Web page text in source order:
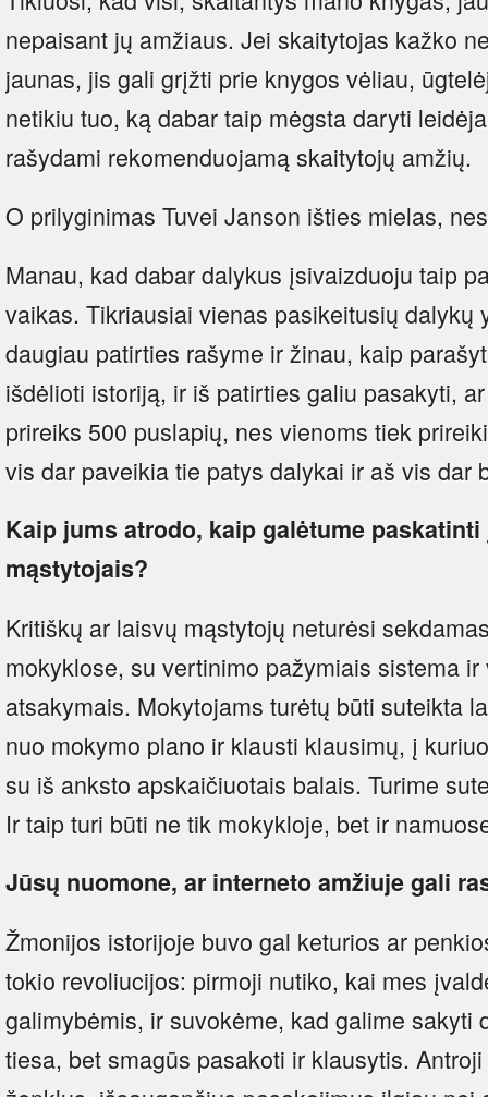
nepaisant jų amžiaus. Jei skaitytojas kažko
jaunas, jis gali grįžti prie knygos vėliau,
netikiu tuo, ką dabar taip mėgsta daryti
rašydami rekomenduojamą skaitytojų amžių.
O prilyginimas Tuvei Janson išties mielas,
Manau, kad dabar dalykus įsivaizduoju taip
vaikas. Tikriausiai vienas pasikeitusių dalykų
daugiau patirties rašyme ir žinau, kaip
išdėlioti istoriją, ir iš patirties galiu pasakyti,
prireiks 500 puslapių, nes vienoms tiek
vis dar paveikia tie patys dalykai ir aš vis dar
Kaip jums atrodo, kaip galėtume
mąstytojais?
Kritiškų ar laisvų mąstytojų neturėsi
mokyklose, su vertinimo pažymiais sistema
atsakymais. Mokytojams turėtų būti suteikta
nuo mokymo plano ir klausti klausimų, į
su iš anksto apskaičiuotais balais. Turime
Ir taip turi būti ne tik mokykloje, bet ir
Jūsų nuomone, ar interneto amžiuje gali
Žmonijos istorijoje buvo gal keturios ar
tokio revoliucijos: pirmoji nutiko, kai mes
galimybėmis, ir suvokėme, kad galime sakyti
tiesa, bet smagūs pasakoti ir klausytis.